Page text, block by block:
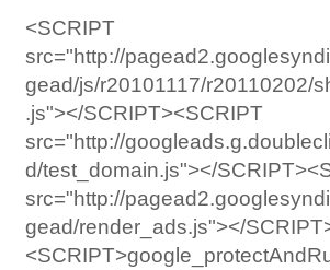
<SCRIPT
src="http://
gead/js/r20101117/r20110202/
.js"></SCRIPT><SCRIPT
src="http://
d/test_domain.js"></
src="http://
gead/render_ads.js"></